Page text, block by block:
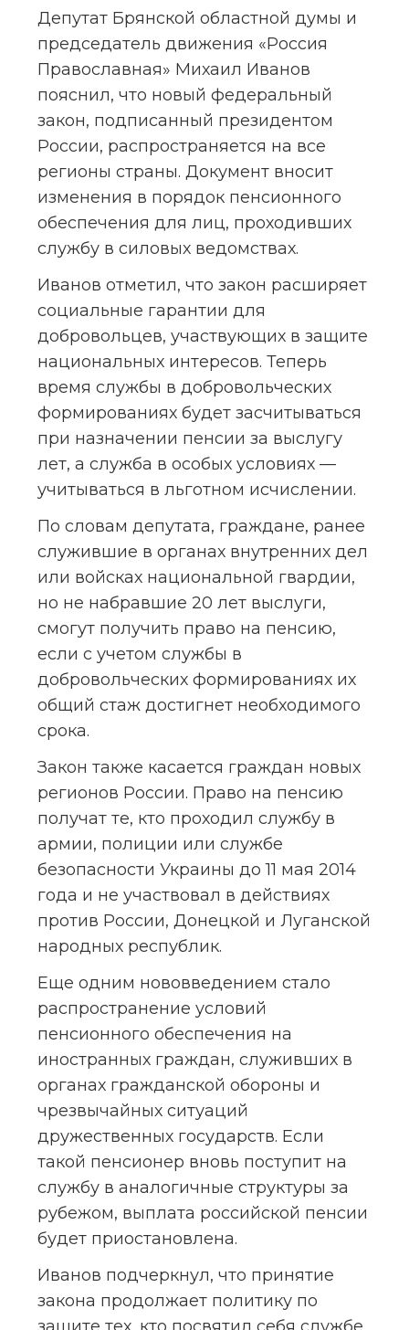
Депутат Брянской областной думы и
председатель движения «Россия
Православная» Михаил Иванов
пояснил, что новый федеральный
закон, подписанный президентом
России, распространяется на все
регионы страны. Документ вносит
изменения в порядок пенсионного
обеспечения для лиц, проходивших
службу в силовых ведомствах.
Иванов отметил, что закон расширяет
социальные гарантии для
добровольцев, участвующих в защите
национальных интересов. Теперь
время службы в добровольческих
формированиях будет засчитываться
при назначении пенсии за выслугу
лет, а служба в особых условиях —
учитываться в льготном исчислении.
По словам депутата, граждане, ранее
служившие в органах внутренних дел
или войсках национальной гвардии,
но не набравшие 20 лет выслуги,
смогут получить право на пенсию,
если с учетом службы в
добровольческих формированиях их
общий стаж достигнет необходимого
срока.
Закон также касается граждан новых
регионов России. Право на пенсию
получат те, кто проходил службу в
армии, полиции или службе
безопасности Украины до 11 мая 2014
года и не участвовал в действиях
против России, Донецкой и Луганской
народных республик.
Еще одним нововведением стало
распространение условий
пенсионного обеспечения на
иностранных граждан, служивших в
органах гражданской обороны и
чрезвычайных ситуаций
дружественных государств. Если
такой пенсионер вновь поступит на
службу в аналогичные структуры за
рубежом, выплата российской пенсии
будет приостановлена.
Иванов подчеркнул, что принятие
закона продолжает политику по